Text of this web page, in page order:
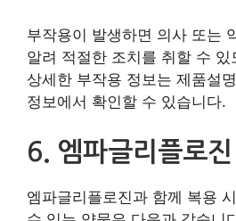
부작용이 발생하면 의사 또는
알려 적절한 조치를 취할 수 있
상세한 부작용 정보는 제품설
정보에서 확인할 수 있습니다.
6. 엠파글리플로
엠파글리플로진과 함께 복용